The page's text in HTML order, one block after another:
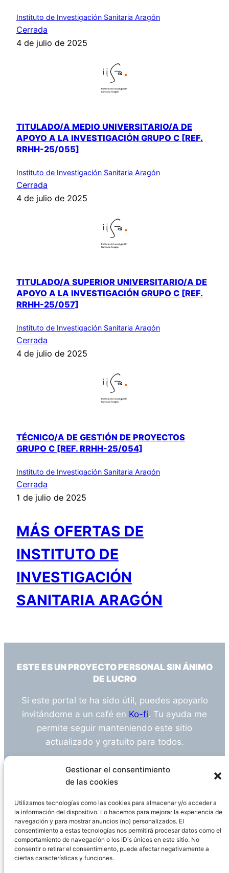
Gestionar el consentimiento
de las cookies
Utilizamos tecnologías como las cookies para almacenar y/o acceder a
la información del dispositivo. Lo hacemos para mejorar la experiencia de
navegación y para mostrar anuncios (no) personalizados. El
consentimiento a estas tecnologías nos permitirá procesar datos como el
comportamiento de navegación o los ID's únicos en este sitio. No
consentir o retirar el consentimiento, puede afectar negativamente a
ciertas características y funciones.
Instituto de Investigación Sanitaria Aragón
Cerrada
4 de julio de 2025
TITULADO/A MEDIO UNIVERSITARIO/A DE
APOYO A LA INVESTIGACIÓN GRUPO C [REF.
RRHH-25/055]
Instituto de Investigación Sanitaria Aragón
Cerrada
4 de julio de 2025
TITULADO/A SUPERIOR UNIVERSITARIO/A DE
APOYO A LA INVESTIGACIÓN GRUPO C [REF.
RRHH-25/057]
Instituto de Investigación Sanitaria Aragón
Cerrada
4 de julio de 2025
TÉCNICO/A DE GESTIÓN DE PROYECTOS
GRUPO C [REF. RRHH-25/054]
Instituto de Investigación Sanitaria Aragón
Cerrada
1 de julio de 2025
MÁS OFERTAS DE
INSTITUTO DE
INVESTIGACIÓN
SANITARIA ARAGÓN
ESTE ES UN PROYECTO PERSONAL SIN ÁNIMO
DE LUCRO
Si este portal te ha sido útil, puedes apoyarlo
invitándome a un café en Ko-fi. Tu ayuda me
permite seguir manteniendo este sitio
actualizado y gratuito para todos.
¿Tienes alguna duda o sugerencia? Escríbeme
info@empleosanitarioinvestigacion.es
Descargo de Responsabilidad
Declaración de Privacidad Política de cookies